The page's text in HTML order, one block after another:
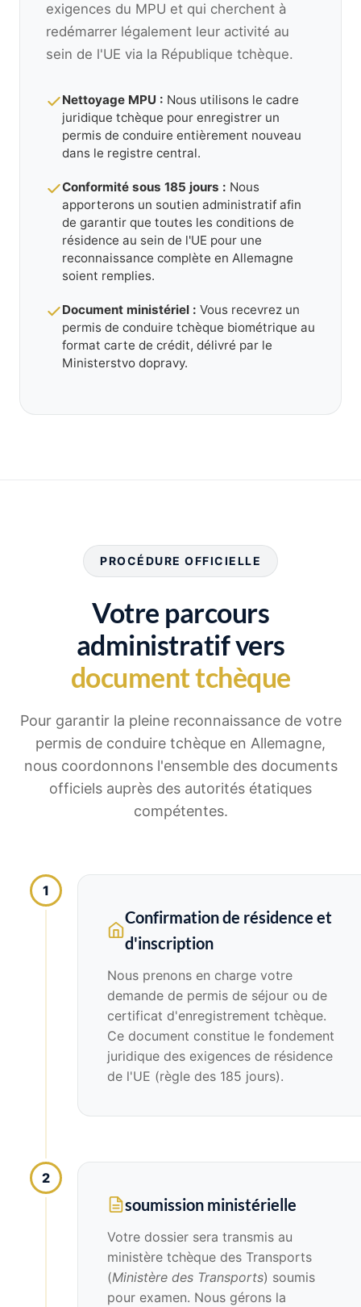
exigences du MPU et qui cherchent à
redémarrer légalement leur activité au
sein de l'UE via la République tchèque.
Nettoyage MPU : Nous utilisons le cadre
juridique tchèque pour enregistrer un
permis de conduire entièrement nouveau
dans le registre central.
Conformité sous 185 jours : Nous
apporterons un soutien administratif afin
de garantir que toutes les conditions de
résidence au sein de l'UE pour une
reconnaissance complète en Allemagne
soient remplies.
Document ministériel : Vous recevrez un
permis de conduire tchèque biométrique au
format carte de crédit, délivré par le
Ministerstvo dopravy.
PROCÉDURE OFFICIELLE
Votre parcours
administratif vers
document tchèque
Pour garantir la pleine reconnaissance de votre
permis de conduire tchèque en Allemagne,
nous coordonnons l'ensemble des documents
officiels auprès des autorités étatiques
compétentes.
1
Confirmation de résidence et
d'inscription
Nous prenons en charge votre
demande de permis de séjour ou de
certificat d'enregistrement tchèque.
Ce document constitue le fondement
juridique des exigences de résidence
de l'UE (règle des 185 jours).
2
soumission ministérielle
Votre dossier sera transmis au
ministère tchèque des Transports
(Ministère des Transports) soumis
pour examen. Nous gérons la